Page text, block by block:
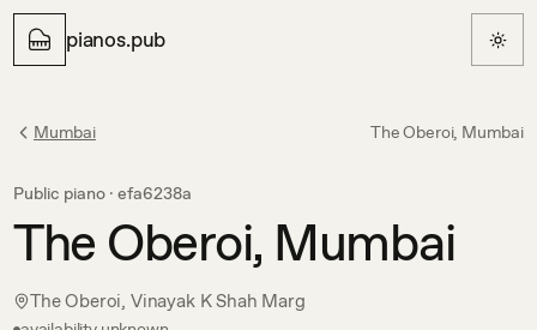
pianos.pub
Mumbai The Oberoi, Mumbai
Public piano · efa6238a
The Oberoi, Mumbai
The Oberoi, Vinayak K Shah Marg